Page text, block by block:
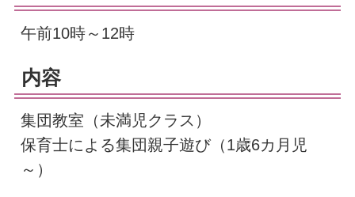
午前10時～12時
内容
集団教室（未満児クラス）
保育士による集団親子遊び（1歳6カ月児
～）